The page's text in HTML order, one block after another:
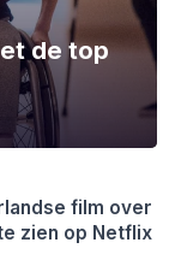
de top
film over
zien op Netflix